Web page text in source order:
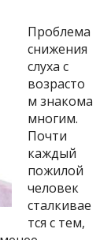
Проблема
снижения
слуха с
возрасто
м знакома
многим.
Почти
каждый
пожилой
человек
сталкивае
тся с тем,